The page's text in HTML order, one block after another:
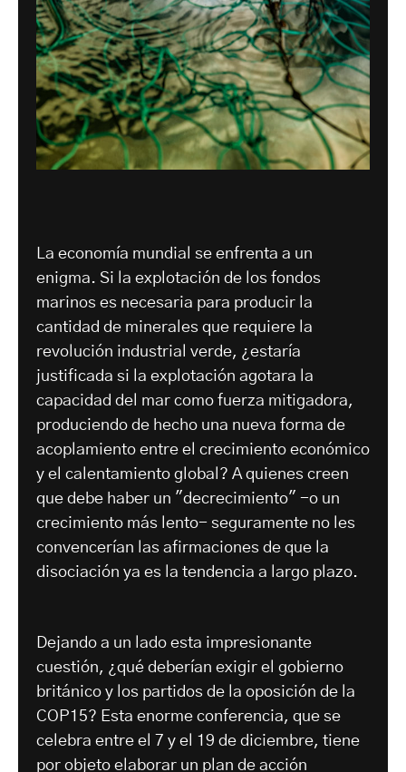
La economía mundial se enfrenta a un
enigma. Si la explotación de los fondos
marinos es necesaria para producir la
cantidad de minerales que requiere la
revolución industrial verde, ¿estaría
justificada si la explotación agotara la
capacidad del mar como fuerza mitigadora,
produciendo de hecho una nueva forma de
acoplamiento entre el crecimiento económico
y el calentamiento global? A quienes creen
que debe haber un "decrecimiento" -o un
crecimiento más lento- seguramente no les
convencerían las afirmaciones de que la
disociación ya es la tendencia a largo plazo.
Dejando a un lado esta impresionante
cuestión, ¿qué deberían exigir el gobierno
británico y los partidos de la oposición de la
COP15? Esta enorme conferencia, que se
celebra entre el 7 y el 19 de diciembre, tiene
por objeto elaborar un plan de acción